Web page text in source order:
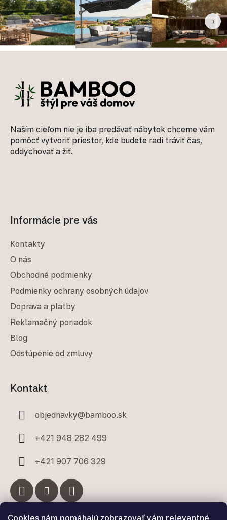
Cookies nám pomáhajú zobrazovať vám relevantné
‹ ›
Naším cieľom nie je iba predávať nábytok chceme vám
pomôcť vytvoriť priestor, kde budete radi tráviť čas,
oddychovať a žiť.
Informácie pre vás
Kontakty
O nás
Obchodné podmienky
Podmienky ochrany osobných údajov
Doprava a platby
Reklamačný poriadok
Blog
Odstúpenie od zmluvy
Kontakt
objednavky@bamboo.sk
+421 948 282 499
+421 907 706 329